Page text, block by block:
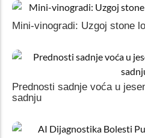
Mini-vinogradi: Uzgoj stone
Prednosti sadnje voća u
sadnju